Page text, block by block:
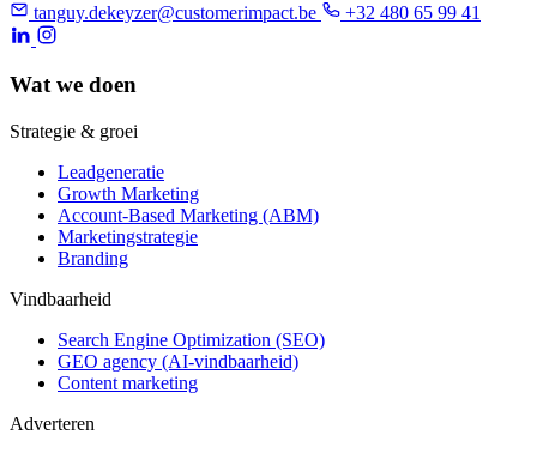
tanguy.dekeyzer@customerimpact.be +32 480 65 99 41
Wat we doen
Strategie & groei
Leadgeneratie
Growth Marketing
Account-Based Marketing (ABM)
Marketingstrategie
Branding
Vindbaarheid
Search Engine Optimization (SEO)
GEO agency (AI-vindbaarheid)
Content marketing
Adverteren